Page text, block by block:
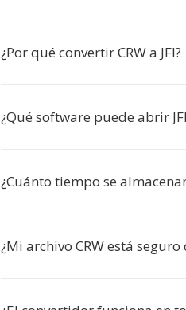
¿Por qué convertir CRW a JFI?
¿Qué software puede abrir
¿Cuánto tiempo se
¿Mi archivo CRW está